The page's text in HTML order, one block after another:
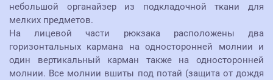
небольшой органайзер из подкладочной ткани для
мелких предметов.
На лицевой части рюкзака расположены два
горизонтальных кармана на односторонней молнии и
один вертикальный карман также на односторонней
молнии. Все молнии вшиты под потай (защита от дождя